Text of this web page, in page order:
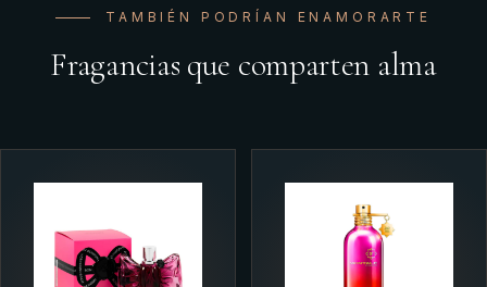
TAMBIÉN PODRÍAN ENAMORARTE
Fragancias que comparten alma